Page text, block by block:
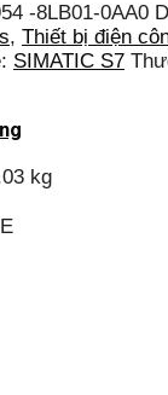
-8LB01-0AA0
, Thiết bị điện
SIMATIC S7
kg